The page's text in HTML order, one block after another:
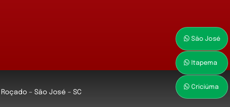
– São José – SC
São José
Itapema
Criciúma